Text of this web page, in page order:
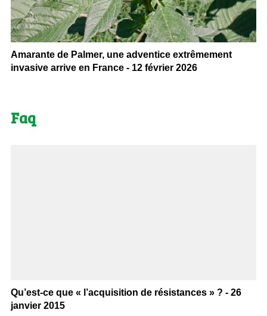
Amarante de Palmer, une adventice extrêmement
invasive arrive en France - 12 février 2026
Faq
Qu’est-ce que « l’acquisition de résistances » ? - 26
janvier 2015